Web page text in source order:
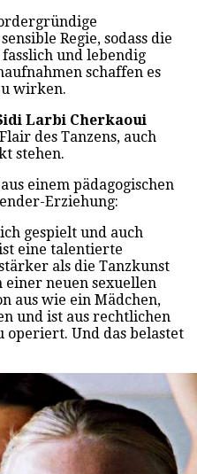
Regie, sodass die
und lebendig
schaffen es
wirken.
Larbi Cherkaoui
des Tanzens, auch
stehen.
einem pädagogischen
Erziehung:
gespielt und auch
eine talentierte
als die Tanzkunst
einer neuen sexuellen
aus wie ein Mädchen,
und ist aus rechtlichen
operiert. Und das belastet